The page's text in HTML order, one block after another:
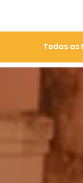
Todas as